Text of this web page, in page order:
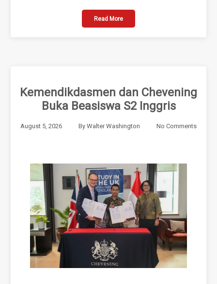
Read More
Kemendikdasmen dan Chevening
Buka Beasiswa S2 Inggris
August 5, 2026 By Walter Washington No Comments